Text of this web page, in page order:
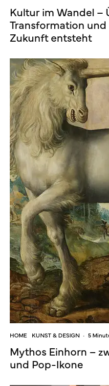
Kultur im Wandel –
Transformation und
Zukunft entsteht
HOME KUNST & DESIGN · 5
Mythos Einhorn –
und Pop-Ikone